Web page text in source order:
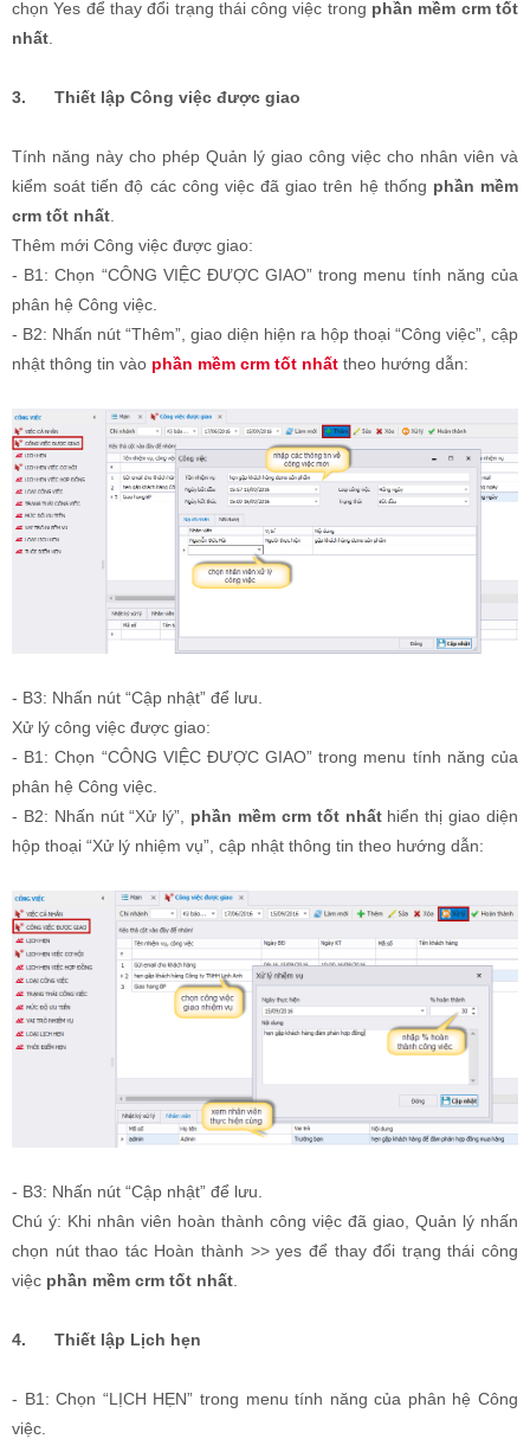
chọn Yes để thay đổi trạng thái công việc trong phần mềm crm tốt
nhất
3. Thiết lập Công việc được giao
Tính năng này cho phép Quản lý giao công việc cho nhân viên và
kiểm soát tiến độ các công việc đã giao trên hệ thống phần mềm
crm tốt nhất
Thêm mới Công việc được giao:
- B1: Chọn “CÔNG VIỆC ĐƯỢC GIAO” trong menu tính năng của
phân hệ Công việc.
- B2: Nhấn nút “Thêm”, giao diện hiện ra hộp thoại “Công việc”, cập
nhật thông tin vào phần mềm crm tốt nhất theo hướng dẫn:
- B3: Nhấn nút “Cập nhật” để lưu.
Xử lý công việc được giao:
- B1: Chọn “CÔNG VIỆC ĐƯỢC GIAO” trong menu tính năng của
phân hệ Công việc.
- B2: Nhấn nút “Xử lý”, phần mềm crm tốt nhấthiển thị giao diện
hộp thoại “Xử lý nhiệm vụ”, cập nhật thông tin theo hướng dẫn:
- B3: Nhấn nút “Cập nhật” để lưu.
Chú ý: Khi nhân viên hoàn thành công việc đã giao, Quản lý nhấn
chọn nút thao tác Hoàn thành >> yes để thay đổi trạng thái công
việc phần mềm crm tốt nhất
4. Thiết lập Lịch hẹn
- B1: Chọn “LỊCH HẸN” trong menu tính năng của phân hệ Công
việc.